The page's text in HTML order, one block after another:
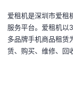
客
论
坛
的
圈
我
的
我
爱租机是深圳市爱租
服务平台。爱租机以
多品牌手机商品租赁
赁、购买、维修、回